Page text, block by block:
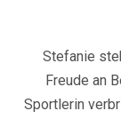
Stefanie
Freude an
Sportlerin